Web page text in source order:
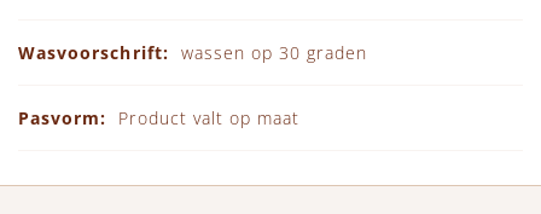
wassen op 30 graden
Product valt op maat